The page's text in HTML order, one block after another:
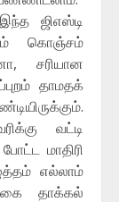
ஜிஎஸ்டி
கொஞ்சம்
சரியான
தாமதக்
வட்டி
மாதிரி
எல்லாம்
தாக்கல்